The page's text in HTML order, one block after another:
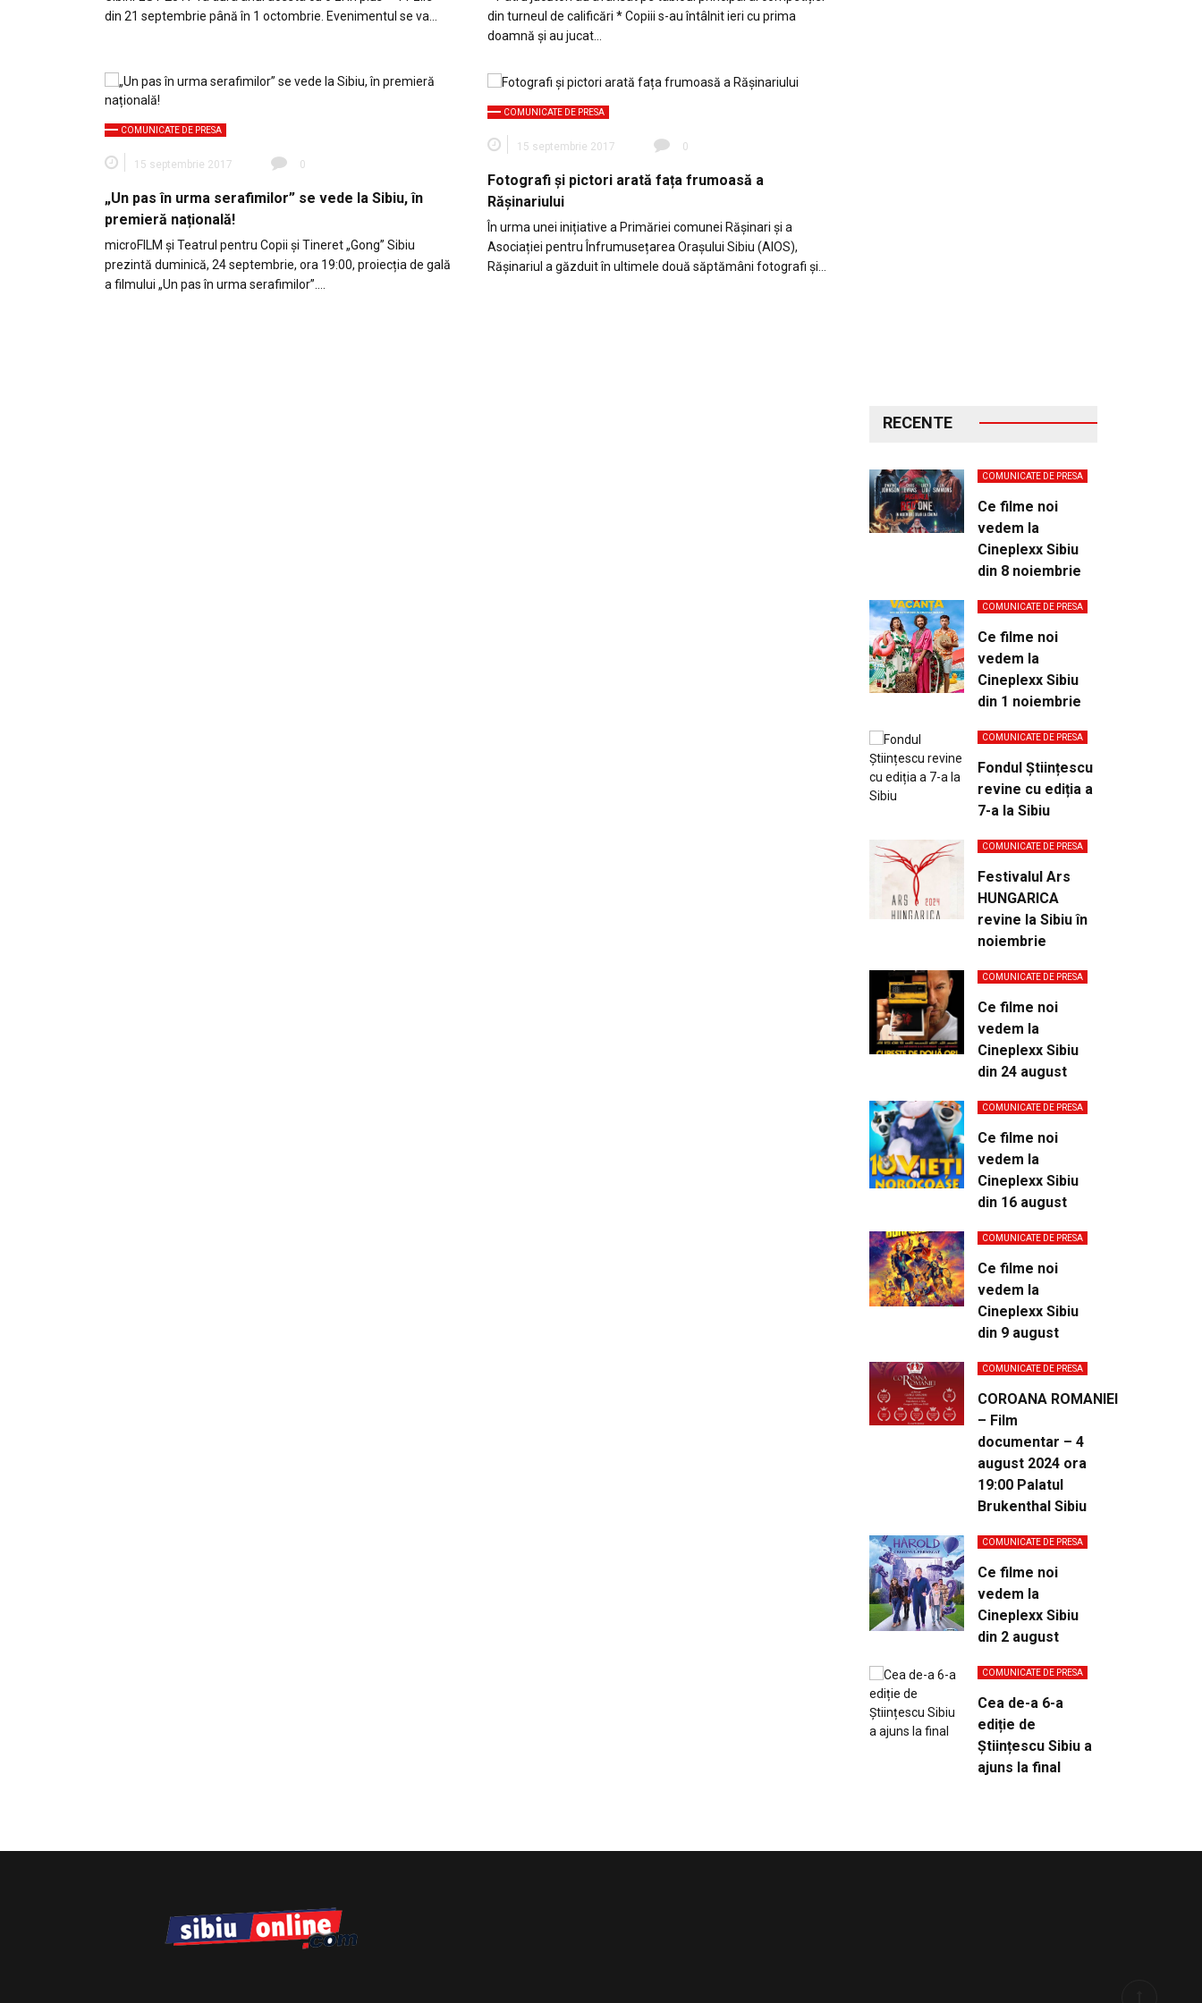
din 21 septembrie până în 1 octombrie. Evenimentul se va…
din turneul de calificări * Copiii s-au întâlnit ieri cu prima
doamnă și au jucat…
COMUNICATE DE PRESA
15 septembrie 2017 0
„Un pas în urma serafimilor” se vede la Sibiu, în
premieră națională!
microFILM și Teatrul pentru Copii și Tineret „Gong” Sibiu
prezintă duminică, 24 septembrie, ora 19:00, proiecția de gală
a filmului „Un pas în urma serafimilor”….
COMUNICATE DE PRESA
15 septembrie 2017 0
Fotografi și pictori arată fața frumoasă a
Rășinariului
În urma unei inițiative a Primăriei comunei Rășinari și a
Asociației pentru Înfrumusețarea Orașului Sibiu (AIOS),
Rășinariul a găzduit în ultimele două săptămâni fotografi și…
RECENTE
COMUNICATE DE PRESA
Ce filme noi
vedem la
Cineplexx Sibiu
din 8 noiembrie
COMUNICATE DE PRESA
Ce filme noi
vedem la
Cineplexx Sibiu
din 1 noiembrie
COMUNICATE DE PRESA
Fondul Științescu
revine cu ediția a
7-a la Sibiu
COMUNICATE DE PRESA
Festivalul Ars
HUNGARICA
revine la Sibiu în
noiembrie
COMUNICATE DE PRESA
Ce filme noi
vedem la
Cineplexx Sibiu
din 24 august
COMUNICATE DE PRESA
Ce filme noi
vedem la
Cineplexx Sibiu
din 16 august
COMUNICATE DE PRESA
Ce filme noi
vedem la
Cineplexx Sibiu
din 9 august
COMUNICATE DE PRESA
COROANA ROMANIEI
– Film
documentar – 4
august 2024 ora
19:00 Palatul
Brukenthal Sibiu
COMUNICATE DE PRESA
Ce filme noi
vedem la
Cineplexx Sibiu
din 2 august
COMUNICATE DE PRESA
Cea de-a 6-a
ediție de
Științescu Sibiu a
ajuns la final